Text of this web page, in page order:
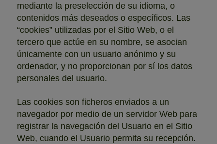
mediante la preselección de su idioma, o
contenidos más deseados o específicos. Las
“cookies” utilizadas por el Sitio Web, o el
tercero que actúe en su nombre, se asocian
únicamente con un usuario anónimo y su
ordenador, y no proporcionan por sí los datos
personales del usuario.
Las cookies son ficheros enviados a un
navegador por medio de un servidor Web para
registrar la navegación del Usuario en el Sitio
Web, cuando el Usuario permita su recepción.